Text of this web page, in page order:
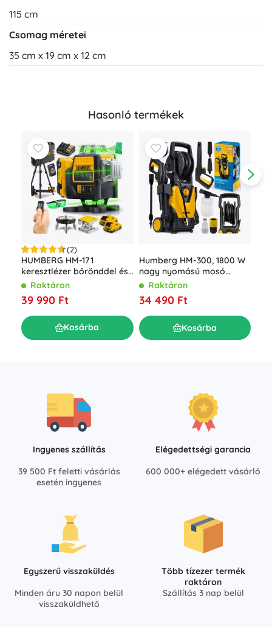
115 cm
Csomag méretei
35 cm x 19 cm x 12 cm
Hasonló termékek
(2)
HUMBERG HM-171
keresztlézer bőrönddel és
állvánnyal, 4D 16 vonal,
Raktáron
39 990 Ft
Kosárba
Humberg HM-300, 1800 W
nagy nyomású mosó
feltekerhető tömlővel, 230
Raktáron
34 490 Ft
Kosárba
Ingyenes szállítás
39 500 Ft feletti vásárlás
esetén ingyenes
Elégedettségi garancia
600 000+ elégedett vásárló
Egyszerű visszaküldés
Minden áru 30 napon belül
visszaküldhető
Több tízezer termék
raktáron
Szállítás 3 nap belül